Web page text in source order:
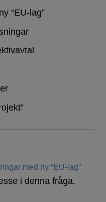
“EU-lag”
med ny “EU-lag”
i denna fråga.